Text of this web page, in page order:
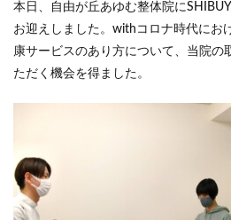
本日、自由が丘あゆむ整体院に
お迎えしました。withコロナ時代にお
康サービスのあり方について、当院の
ただく機会を得ました。